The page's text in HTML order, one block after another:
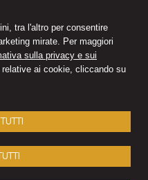
tra l'altro per consentire
mirate. Per maggiori
sulla privacy e sui
ai cookie, cliccando su